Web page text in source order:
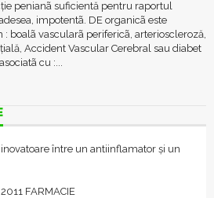
penianã suficientă pentru raportul
impotentã. DE organicã este
boalã vascularã perifericã, arterioscleroză,
Accident Vascular Cerebral sau diabet
cu :...
între un antiinflamator și un
FARMACIE